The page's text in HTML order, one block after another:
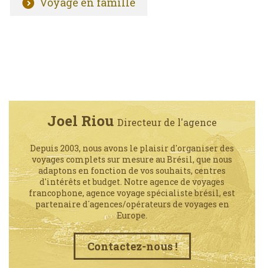
Joel Riou Directeur de l'agence
Depuis 2003, nous avons le plaisir d'organiser des
voyages complets sur mesure au Brésil, que nous
adaptons en fonction de vos souhaits, centres
d'intérêts et budget. Notre agence de voyages
francophone, agence voyage spécialiste brésil, est
partenaire d´agences/opérateurs de voyages en
Europe.
Contactez-nous !